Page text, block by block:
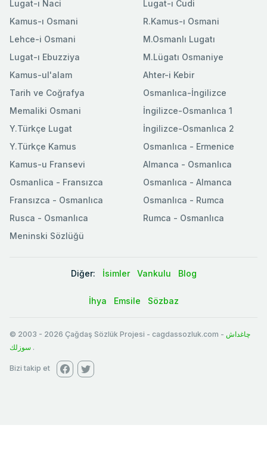
Lugat-ı Naci
Kamus-ı Osmani
Lehce-i Osmani
Lugat-ı Ebuzziya
Lugat-ı Cudi
R.Kamus-ı Osmani
M.Osmanlı Lugatı
M.Lügatı Osmaniye
Kamus-ul'alam
Tarih ve Coğrafya
Memaliki Osmani
Y.Türkçe Lugat
Y.Türkçe Kamus
Ahter-i Kebir
Osmanlıca-İngilizce
İngilizce-Osmanlıca 1
İngilizce-Osmanlıca 2
Osmanlıca - Ermenice
Kamus-u Fransevi
Osmanlica - Fransızca
Fransızca - Osmanlıca
Rusca - Osmanlıca
Meninski Sözlüğü
Almanca - Osmanlıca
Osmanlıca - Almanca
Osmanlıca - Rumca
Rumca - Osmanlıca
Diğer: İsimler Vankulu Blog
İhya Emsile Sözbaz
© 2003 - 2026 Çağdaş Sözlük Projesi - cagdassozluk.com - چاغداش
سوزلك .
Bizi takip et